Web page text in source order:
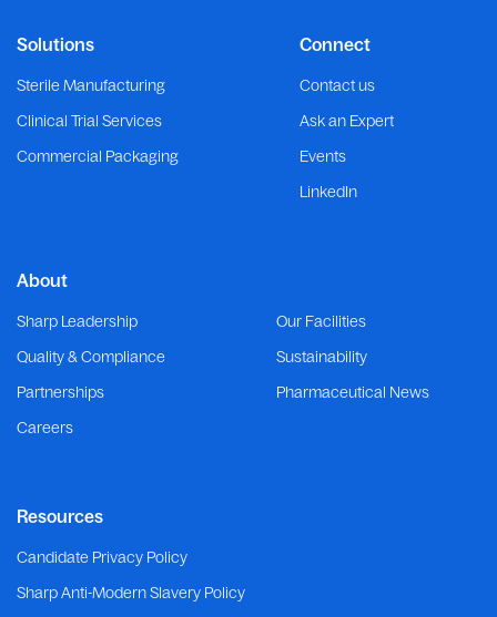
Connect
Contact us
Ask an Expert
Events
LinkedIn
Solutions
Sterile Manufacturing
Clinical Trial Services
Commercial Packaging
About
Sharp Leadership
Our Facilities
Quality & Compliance
Sustainability
Partnerships
Pharmaceutical News
Careers
Resources
Candidate Privacy Policy
Sharp Anti-Modern Slavery Policy